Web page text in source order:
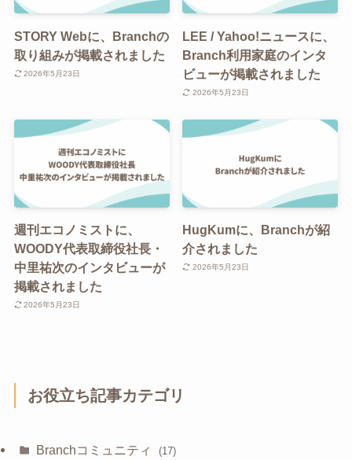
STORY Webに、Branchの
取り組みが掲載されました
2026年5月23日
LEE / Yahoo!ニュースに、
Branch利用家庭のインタ
ビューが掲載されました
2026年5月23日
週刊エコノミストに、
WOODY代表取締役社長・
中里祐次のインタビューが
掲載されました
2026年5月23日
HugKumに、Branchが紹
介されました
2026年5月23日
お役立ち記事カテゴリ
Branchコミュニティ (17)